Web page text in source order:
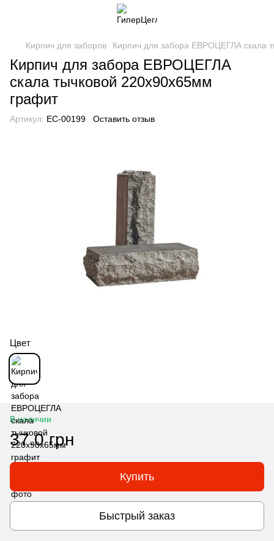
Кирпич для заборов Кирпич для забора ЕВРОЦЕГЛА скала
Кирпич для забора ЕВРОЦЕГЛА
скала тычковой 220х90х65мм
графит
Артикул: EC-00199 Оставить отзыв
Цвет
В наличии
37.0 грн
Купить
Быстрый заказ